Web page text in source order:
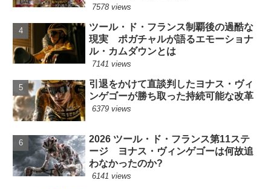
7578 views
ツール・ド・フランス制覇後の過酷な
現実 ポガチャルが語るエモーショナ
ル・カムダウンとは
7141 views
引退をかけて直談判したヨナス・ヴィ
ンゲゴーが勝ち取った持続可能な改革
6379 views
2026 ツール・ド・フランス第11ステ
ージ ヨナス・ヴィンゲゴーは何故追
わなかったのか?
6141 views